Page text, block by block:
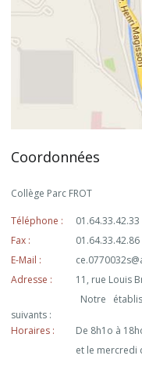
Coordonnées
Collège Parc FROT
Téléphone :
01.64.33.42.33
Fax :
01.64.33.42.86
E-Mail :
Adresse :
11, rue Louis
Notre
suivants :
Horaires :
De 8h1o à
et le mercredi